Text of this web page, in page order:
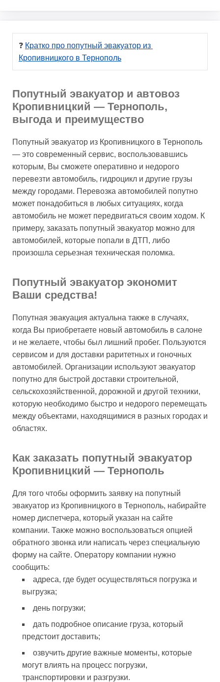
❓ Кратко про попутный эвакуатор из
Кропивницкого в Тернополь
Попутный эвакуатор и автовоз
Кропивницкий — Тернополь,
выгода и преимущество
Попутный эвакуатор из Кропивницкого в Тернополь
— это современный сервис, воспользовавшись
которым, Вы сможете оперативно и недорого
перевезти автомобиль, гидроцикл и другие грузы
между городами. Перевозка автомобилей попутно
может понадобиться в любых ситуациях, когда
автомобиль не может передвигаться своим ходом. К
примеру, заказать попутный эвакуатор можно для
автомобилей, которые попали в ДТП, либо
произошла серьезная техническая поломка.
Попутный эвакуатор экономит
Ваши средства!
Попутная эвакуация актуальна также в случаях,
когда Вы приобретаете новый автомобиль в салоне
и не желаете, чтобы был лишний пробег. Пользуются
сервисом и для доставки раритетных и гоночных
автомобилей. Организации используют эвакуатор
попутно для быстрой доставки строительной,
сельскохозяйственной, дорожной и другой техники,
которую необходимо быстро и недорого перемещать
между объектами, находящимися в разных городах и
областях.
Как заказать попутный эвакуатор
Кропивницкий — Тернополь
Для того чтобы оформить заявку на попутный
эвакуатор из Кропивницкого в Тернополь, набирайте
номер диспетчера, который указан на сайте
компании. Также можно воспользоваться опцией
обратного звонка или написать через специальную
форму на сайте. Оператору компании нужно
сообщить:
адреса, где будет осуществляться погрузка и
выгрузка;
день погрузки;
дать подробное описание груза, который
предстоит доставить;
озвучить другие важные моменты, которые
могут влиять на процесс погрузки,
транспортировки и разгрузки.